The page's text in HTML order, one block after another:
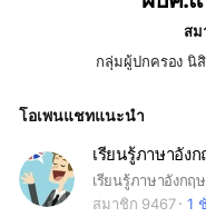
สม
กลุ่มผู้ปกครอง นิ
โอเพนแชทแนะนำ
เรียนรู้ภาษาอัง
สมาชิก 9467
1